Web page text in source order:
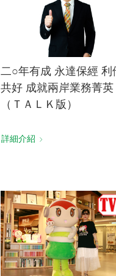
二○年有成 永達保經 利
共好 成就兩岸業務菁英
（ＴＡＬＫ版）
詳細介紹